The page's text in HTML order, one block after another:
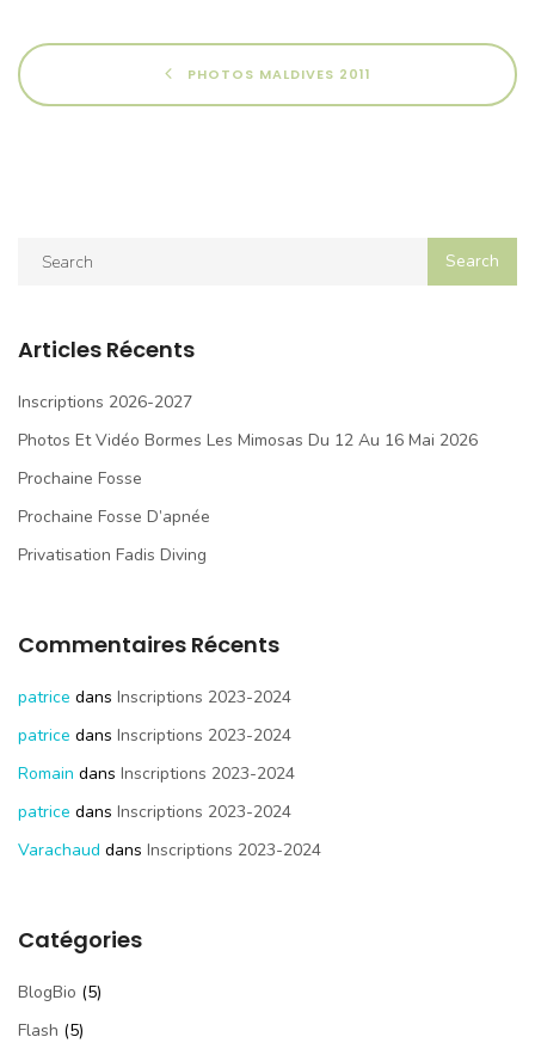
PHOTOS MALDIVES 2011
Articles Récents
Inscriptions 2026-2027
Photos Et Vidéo Bormes Les Mimosas Du 12 Au 16 Mai 2026
Prochaine Fosse
Prochaine Fosse D’apnée
Privatisation Fadis Diving
Commentaires Récents
patrice dans Inscriptions 2023-2024
patrice dans Inscriptions 2023-2024
Romain dans Inscriptions 2023-2024
patrice dans Inscriptions 2023-2024
Varachaud dans Inscriptions 2023-2024
Catégories
BlogBio (5)
Flash (5)